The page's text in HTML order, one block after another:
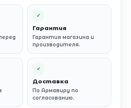
✓
Гарантия
Гарантия магазина и
производителя.
✓
Доставка
По Армавиру по
согласованию.